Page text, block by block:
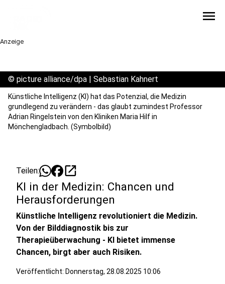
menu
Anzeige
© picture alliance/dpa | Sebastian Kahnert
Künstliche Intelligenz (KI) hat das Potenzial, die Medizin
grundlegend zu verändern - das glaubt zumindest Professor
Adrian Ringelstein von den Kliniken Maria Hilf in
Mönchengladbach. (Symbolbild)
Teilen: open_in_new
KI in der Medizin: Chancen und
Herausforderungen
Künstliche Intelligenz revolutioniert die Medizin.
Von der Bilddiagnostik bis zur
Therapieüberwachung - KI bietet immense
Chancen, birgt aber auch Risiken.
Veröffentlicht: Donnerstag, 28.08.2025 10:06